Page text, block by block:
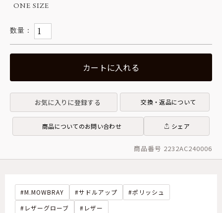
ONE SIZE
カートに入れる
お気に入りに登録する 交換・返品について
商品についてのお問い合わせ シェア
商品番号 2232AC240006
M.MOWBRAY サドルアップ
ポリッシュ
レザーグローブ
レザー